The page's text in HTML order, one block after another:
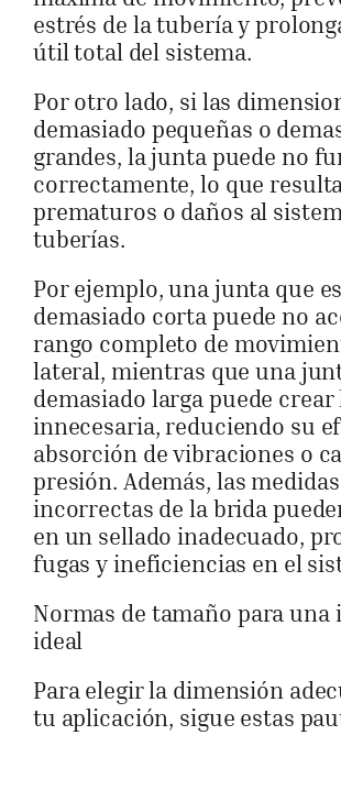
estrés de la tubería y
útil total del sistema.
Por otro lado, si las
demasiado pequeñas o
grandes, la junta puede no
correctamente, lo que
prematuros o daños al
tuberías.
Por ejemplo, una junta que es
demasiado corta puede no
rango completo de
lateral, mientras que una
demasiado larga puede
innecesaria, reduciendo su
absorción de vibraciones o
presión. Además, las medidas
incorrectas de la brida
en un sellado inadecuado,
fugas y ineficiencias en el
Normas de tamaño para una
ideal
Para elegir la dimensión
tu aplicación, sigue estas